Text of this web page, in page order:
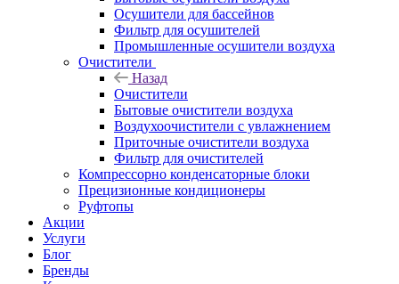
Осушители для бассейнов
Фильтр для осушителей
Промышленные осушители воздуха
Очистители
Назад
Очистители
Бытовые очистители воздуха
Воздухоочистители с увлажнением
Приточные очистители воздуха
Фильтр для очистителей
Компрессорно конденсаторные блоки
Прецизионные кондиционеры
Руфтопы
Акции
Услуги
Блог
Бренды